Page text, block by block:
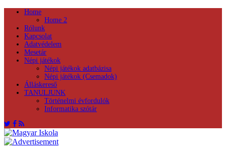
Home
Home 2
Rólunk
Kapcsolat
Adatvédelem
Mesetár
Népi játékok
Népi játékok adatbázisa
Népi játékok (Csemadok)
Álláskereső
TANULJUNK
Történelmi évfordulók
Informatika szótár